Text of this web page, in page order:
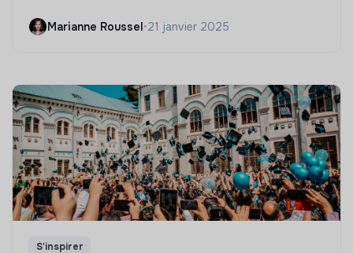
Marianne Roussel•21 janvier 2025
S'inspirer